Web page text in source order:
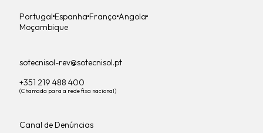
Portugal Espanha França Angola
Moçambique
sotecnisol-rev@sotecnisol.pt
+351 219 488 400
(Chamada para a rede fixa nacional)
Canal de Denúncias